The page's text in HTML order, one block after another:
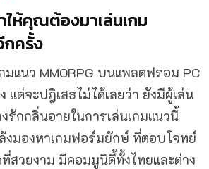
ให้คุณต้องมาเล่นเกม
กครั้ง
มแนว MMORPG บนแพลตฟรอม PC
แต่จะปฎิเสธไม่ได้เลยว่า ยังมีผู้เล่น
รักกลิ่นอายในการเล่นเกมแนวนี้
มองหาเกมฟอร์มยักษ์ ที่ตอบโจทย์
ที่สวยงาม มีคอมมูนิตี้ทั้งไทยและต่าง